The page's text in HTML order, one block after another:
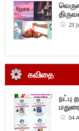
23
கவிதை
நட்பு
04